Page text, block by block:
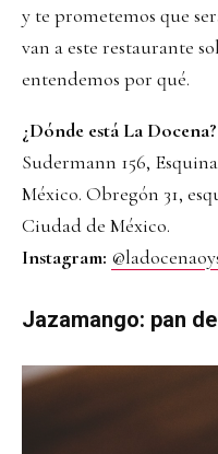
y te prometemos que
van a este restaurante
entendemos por qué.
¿Dónde está La Docena?
Sudermann 156,
México. Obregón 31,
Ciudad de México.
Instagram:
Jazamango: pan